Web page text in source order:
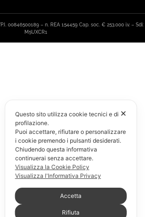
00846500189 – n. REA 154459 Cap. soc. € 253.000 i.v. – Sdi:
M5UXCR1
✕
Questo sito utilizza cookie tecnici e di
profilazione.
Puoi accettare, rifiutare o personalizzare
i cookie premendo i pulsanti desiderati.
Chiudendo questa informativa
continuerai senza accettare.
Visualizza la Cookie Policy
Visualizza l'Informativa Privacy
Accetta
Rifiuta